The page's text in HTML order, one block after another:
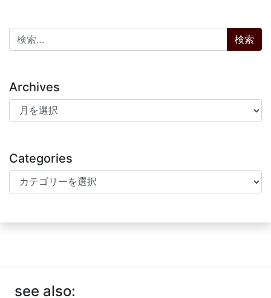
検索:
Archives
Archives
Categories
Categories
see also: